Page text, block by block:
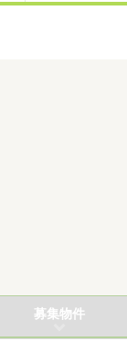
募集物件